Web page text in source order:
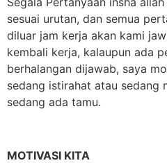
sesuai urutan, dan semua
diluar jam kerja akan kami
kembali kerja, kalaupun ada
berhalangan dijawab, saya
sedang istirahat atau sedang
sedang ada tamu.
MOTIVASI KITA